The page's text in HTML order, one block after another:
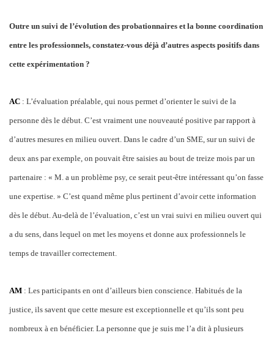
Outre un suivi de l’évolution des probationnaires et la bonne coordination
entre les professionnels, constatez-vous déjà d’autres aspects positifs dans
cette expérimentation ?
AC : L’évaluation préalable, qui nous permet d’orienter le suivi de la
personne dès le début. C’est vraiment une nouveauté positive par rapport à
d’autres mesures en milieu ouvert. Dans le cadre d’un SME, sur un suivi de
deux ans par exemple, on pouvait être saisies au bout de treize mois par un
partenaire : « M. a un problème psy, ce serait peut-être intéressant qu’on fasse
une expertise. » C’est quand même plus pertinent d’avoir cette information
dès le début. Au-delà de l’évaluation, c’est un vrai suivi en milieu ouvert qui
a du sens, dans lequel on met les moyens et donne aux professionnels le
temps de travailler correctement.
AM : Les participants en ont d’ailleurs bien conscience. Habitués de la
justice, ils savent que cette mesure est exceptionnelle et qu’ils sont peu
nombreux à en bénéficier. La personne que je suis me l’a dit à plusieurs